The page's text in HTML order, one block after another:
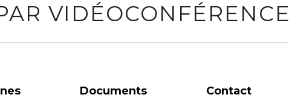
VIDÉOCONFÉRENCE
Documents Contact